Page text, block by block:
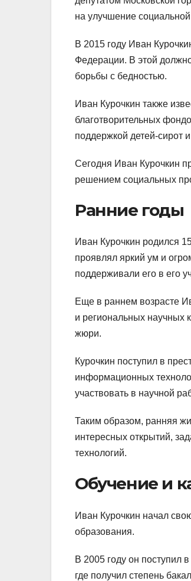
на улучшение
В 2015 году Иван
Федерации. В этой
борьбы с бедностью.
Иван Курочкин также
благотворительных
поддержкой детей-сирот
Сегодня Иван Курочкин
решением социальных
Ранние годы
Иван Курочкин родился
проявлял яркий ум и
поддерживали его в его
Еще в раннем возрасте
и региональных научных
жюри.
Курочкин поступил в
информационных
участвовать в научной
Таким образом, ранняя
интересных открытий,
технологий.
Обучение и
Иван Курочкин начал
образования.
В 2005 году он поступил
где получил степень